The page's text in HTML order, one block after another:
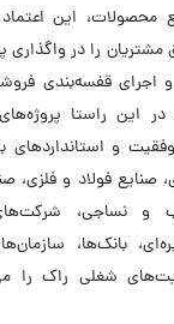
محصولات، این
را در واگذاری
اجرای قفسه‌بندی
در این راستا
و استانداردهای
صنایع فولاد و فلزی،
و نساجی،
بانک‌ها،
شغلی راک را